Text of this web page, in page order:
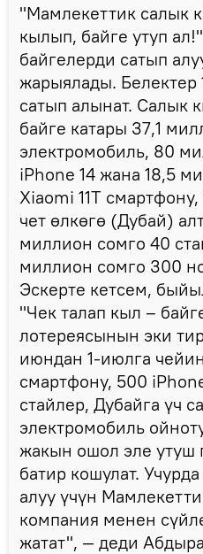
"Мамлекеттик салык
кылып, байге утуп
байгелерди сатып
жарыялады. Белектер
сатып алынат. Салык
байге катары 37,1
электромобиль, 80
iPhone 14 жана 18,5
Xiaomi 11T
чет өлкөгө (Дубай)
миллион сомго 40
миллион сомго 300
Эскерте кетсем,
"Чек талап кыл –
лотереясынын эки
июндан 1-июлга
смартфону, 500
стайлер, Дубайга үч
электромобиль
жакын ошол эле утуш
батир кошулат.
алуу үчүн
компания менен
жатат", — деди